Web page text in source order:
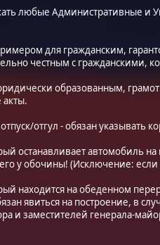
любые Административные и
для гражданским,
честным с гражданскими,
образованным,
отгул - обязан указывать
останавливает автомобиль на
у обочины! (Исключение:
находится на обеденном
явиться на построение, в
и заместителей генерала-